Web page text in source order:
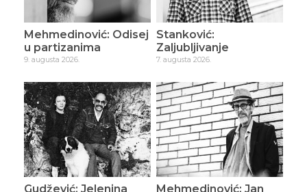
Mehmedinović: Odisej
u partizanima
9. augusta 2026.
Stanković:
Zaljubljivanje
7. augusta 2026.
Gudžević: Jelenina Mehmedinović: Jan